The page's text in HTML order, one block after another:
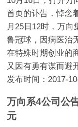
首页的讣告，悼念
月25日12时，万
鲁冠球，因病医治
在特殊时期创业的
又因有勇有谋而避
发布时间：2017-
万向系4公司公
元